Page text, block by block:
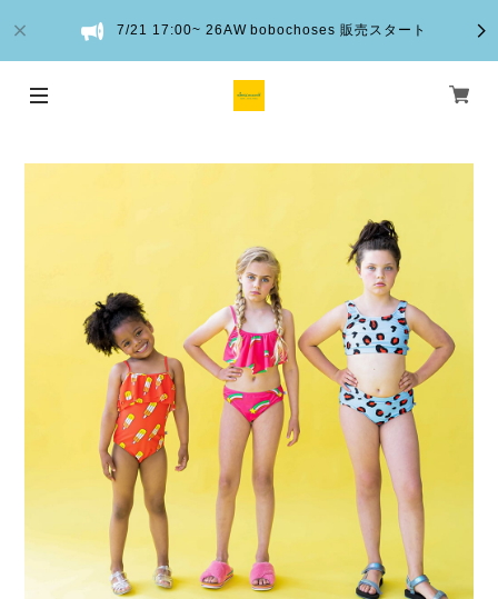
7/21 17:00~ 26AW bobochoses 販売スタート